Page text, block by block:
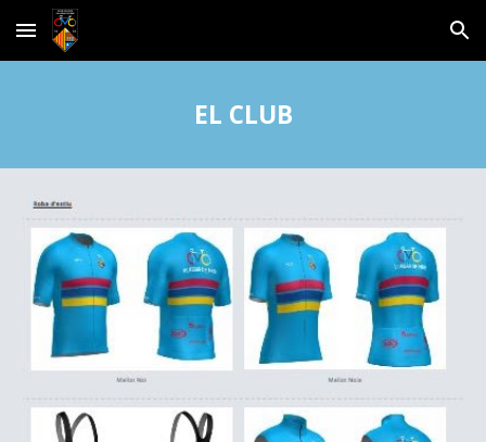
Skip to main content Skip to navigation
EL CLUB